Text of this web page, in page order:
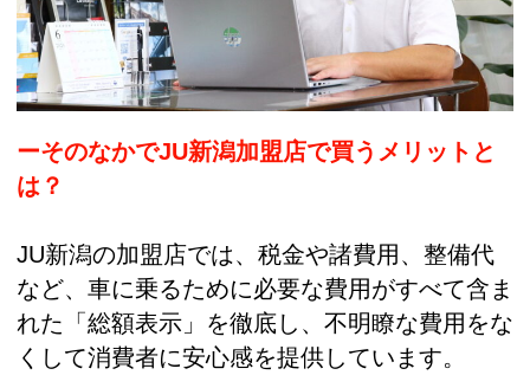
ーそのなかでJU新潟加盟店で買うメリットと
は？
JU新潟の加盟店では、税金や諸費用、整備代
など、車に乗るために必要な費用がすべて含ま
れた「総額表示」を徹底し、不明瞭な費用をな
くして消費者に安心感を提供しています。